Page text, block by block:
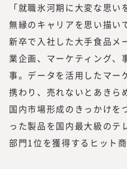
増えていることから
ークス総合研究所』
規事業、人的資本経
テナビリティに関す
供していく事としま
現在、みらいワーク
プロフェッショナル
た。国内最大級のプ
ためのプラットフォ
フェッショナル人材
「就職氷河期に大変な思
無縁のキャリアを思い描い
新卒で入社した大手食品メ
業企画、マーケティング、
事。データを活用したマー
携わり、売れないとあきら
国内市場形成のきっかけを
った製品を国内最大級のテ
部門1位を獲得するヒット